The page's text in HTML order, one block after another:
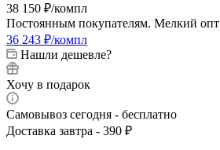
38 150 ₽/компл
Постоянным покупателям. Мелкий опт
36 243 ₽/компл
Нашли дешевле?
Хочу в подарок
Самовывоз сегодня - бесплатно
Доставка завтра - 390 ₽